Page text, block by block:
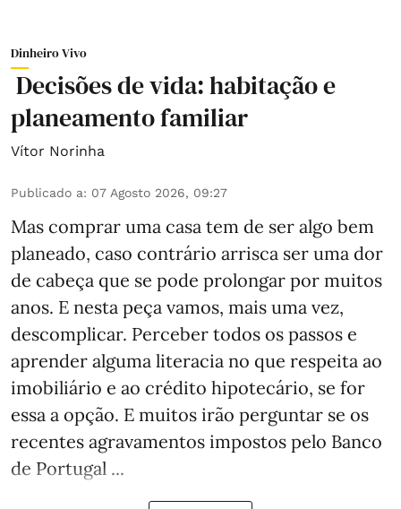
Dinheiro Vivo
Decisões de vida: habitação e
planeamento familiar
Vítor Norinha
Publicado a: 07 Agosto 2026, 09:27
Mas comprar uma casa tem de ser algo bem
planeado, caso contrário arrisca ser uma dor
de cabeça que se pode prolongar por muitos
anos. E nesta peça vamos, mais uma vez,
descomplicar. Perceber todos os passos e
aprender alguma literacia no que respeita ao
imobiliário e ao crédito hipotecário, se for
essa a opção. E muitos irão perguntar se os
recentes agravamentos impostos pelo Banco
de Portugal ...